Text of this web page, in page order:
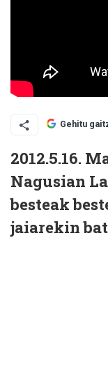
Gehitu
2012.5.16.
Nagusian
besteak
jaiarekin